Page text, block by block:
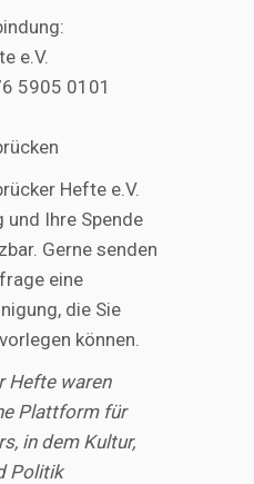
e.V.
5905 0101
Hefte e.V.
Ihre Spende
Gerne senden
eine
die Sie
können.
Hefte waren
Plattform für
in dem Kultur,
Politik